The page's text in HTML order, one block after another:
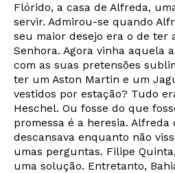
Flórido, a casa de Alfreda,
servir. Admirou-se quando
seu maior desejo era o de ter
Senhora. Agora vinha aquela
com as suas pretensões
ter um Aston Martin e um
vestidos por estação? Tudo
Heschel. Ou fosse do que
promessa é a heresia. Alfreda
descansava enquanto não
umas perguntas. Filipe
uma solução. Entretanto,